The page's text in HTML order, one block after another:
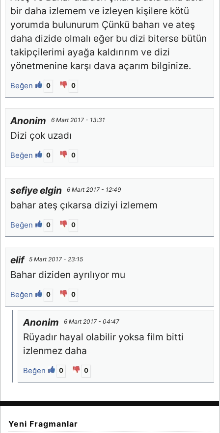
bir daha izlemem ve izleyen kişilere kötü
yorumda bulunurum Çünkü baharı ve ateş
daha dizide olmalı eğer bu dizi biterse bütün
takipçilerimi ayağa kaldırırım ve dizi
yönetmenine karşı dava açarım bilginize.
Beğen 0 0
Anonim 6 Mart 2017 - 13:31
Dizi çok uzadı
Beğen 0 0
sefiye elgin 6 Mart 2017 - 12:49
bahar ateş çıkarsa diziyi izlemem
Beğen 0 0
elif 5 Mart 2017 - 23:15
Bahar diziden ayrılıyor mu
Beğen 0 0
Anonim 6 Mart 2017 - 04:47
Rüyadır hayal olabilir yoksa film bitti
izlenmez daha
Beğen 0 0
Yeni Fragmanlar